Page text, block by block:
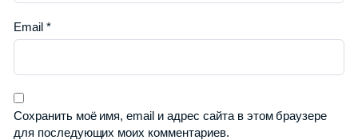
Email *
Сохранить моё имя, email и адрес сайта в этом браузере
для последующих моих комментариев.